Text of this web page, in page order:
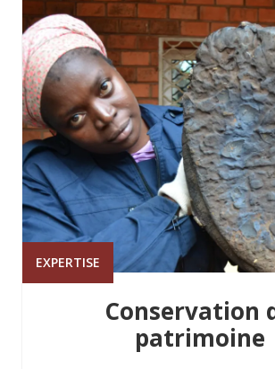
EXPERTISE
Conservation
patrimoine